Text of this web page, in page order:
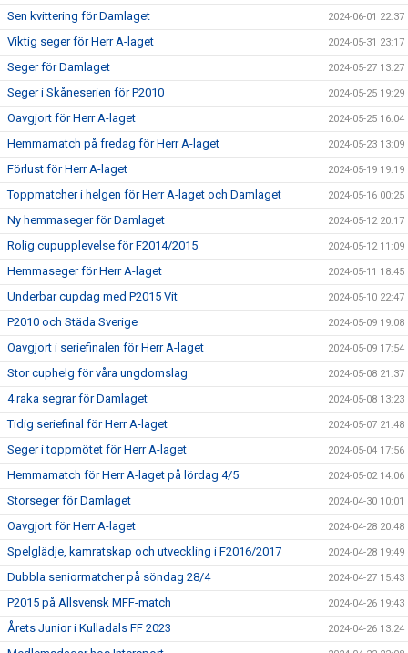
Sen kvittering för Damlaget 2024-06-01 22:37
Viktig seger för Herr A-laget 2024-05-31 23:17
Seger för Damlaget 2024-05-27 13:27
Seger i Skåneserien för P2010 2024-05-25 19:29
Oavgjort för Herr A-laget 2024-05-25 16:04
Hemmamatch på fredag för Herr A-laget 2024-05-23 13:09
Förlust för Herr A-laget 2024-05-19 19:19
Toppmatcher i helgen för Herr A-laget och Damlaget 2024-05-16 00:25
Ny hemmaseger för Damlaget 2024-05-12 20:17
Rolig cupupplevelse för F2014/2015 2024-05-12 11:09
Hemmaseger för Herr A-laget 2024-05-11 18:45
Underbar cupdag med P2015 Vit 2024-05-10 22:47
P2010 och Städa Sverige 2024-05-09 19:08
Oavgjort i seriefinalen för Herr A-laget 2024-05-09 17:54
Stor cuphelg för våra ungdomslag 2024-05-08 21:37
4 raka segrar för Damlaget 2024-05-08 13:23
Tidig seriefinal för Herr A-laget 2024-05-07 21:48
Seger i toppmötet för Herr A-laget 2024-05-04 17:56
Hemmamatch för Herr A-laget på lördag 4/5 2024-05-02 14:06
Storseger för Damlaget 2024-04-30 10:01
Oavgjort för Herr A-laget 2024-04-28 20:48
Spelglädje, kamratskap och utveckling i F2016/2017 2024-04-28 19:49
Dubbla seniormatcher på söndag 28/4 2024-04-27 15:43
P2015 på Allsvensk MFF-match 2024-04-26 19:43
Årets Junior i Kulladals FF 2023 2024-04-26 13:24